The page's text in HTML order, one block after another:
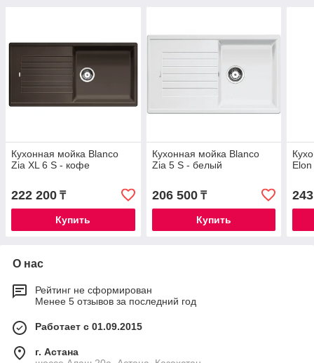
Кухонная мойка Blanco
Zia XL 6 S - кофе
222 200 ₸
Купить
Кухонная мойка Blanco
Zia 5 S - белый
206 500₸
Купить
О нас
Рейтинг не сформирован
Менее 5 отзывов за последний год
Работает с 01.09.2015
г. Астана